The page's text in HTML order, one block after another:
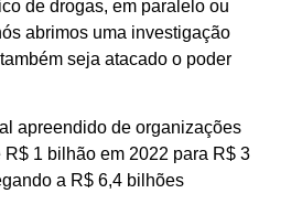
de drogas, em paralelo ou
abrimos uma investigação
seja atacado o poder
apreendido de organizações
1 bilhão em 2022 para R$ 3
a R$ 6,4 bilhões